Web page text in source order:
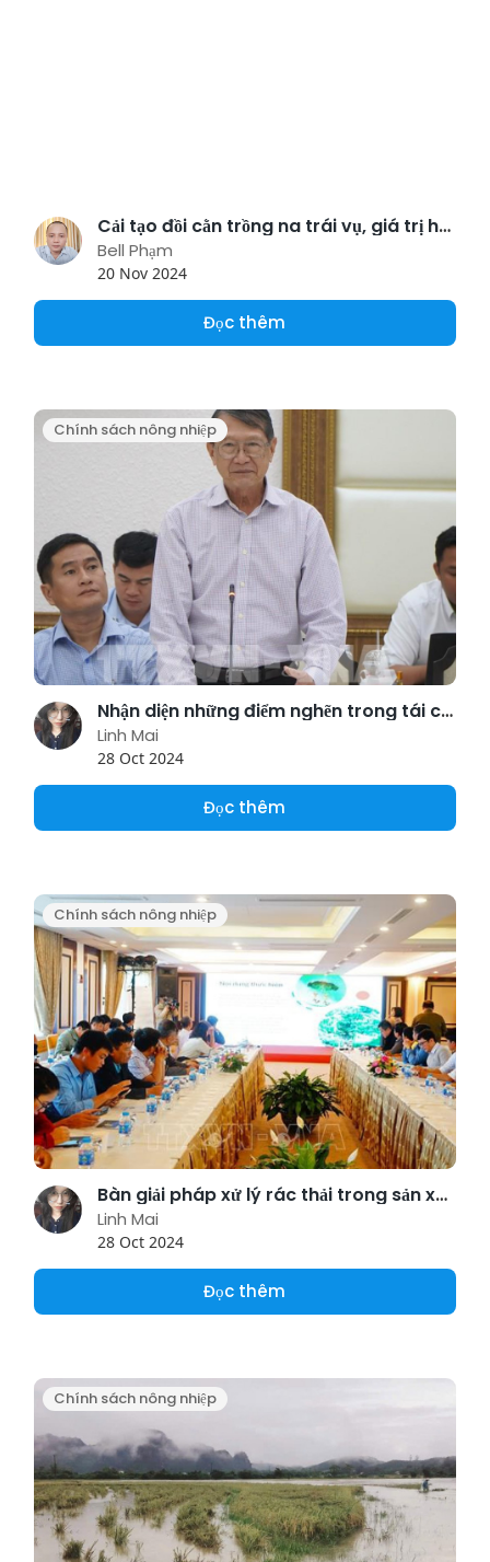
Cải tạo đồi cằn trồng na trái vụ, giá trị hơn 1 tỷ đồng/ha
Bell Phạm
20 Nov 2024
Đọc thêm
Chính sách nông nhiệp
Nhận diện những điểm nghẽn trong tái cơ cấu nông nghiệp
Linh Mai
28 Oct 2024
Đọc thêm
Chính sách nông nhiệp
Bàn giải pháp xử lý rác thải trong sản xuất cà phê
Linh Mai
28 Oct 2024
Đọc thêm
Chính sách nông nhiệp